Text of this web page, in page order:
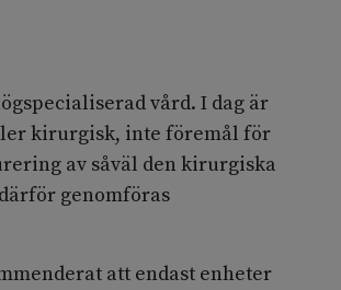
vård. I dag är
kirurgisk, inte föremål för
av såväl den kirurgiska
genomföras
att endast enheter